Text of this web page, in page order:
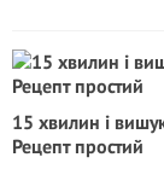
15 хвилин і
Рецепт простий